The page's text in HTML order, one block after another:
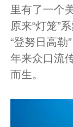
里有了一个
原来“灯笼”
“登努日高勒
年来众口流
而生。